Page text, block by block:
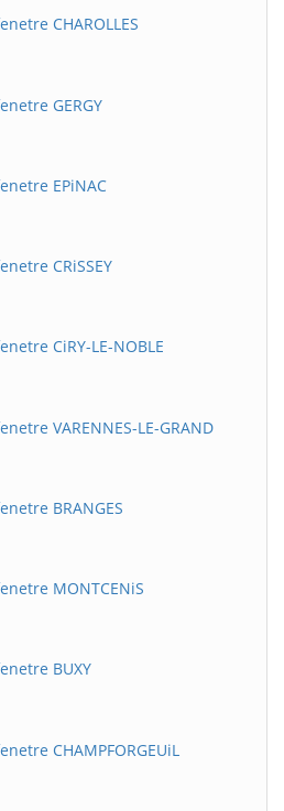
CHAROLLES
GERGY
EPiNAC
CRiSSEY
CiRY-LE-NOBLE
VARENNES-LE-GRAND
BRANGES
MONTCENiS
BUXY
CHAMPFORGEUiL